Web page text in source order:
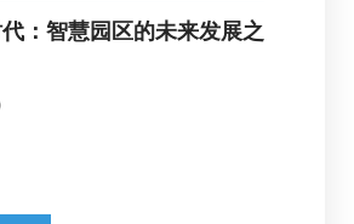
：智慧园区的未来发展之